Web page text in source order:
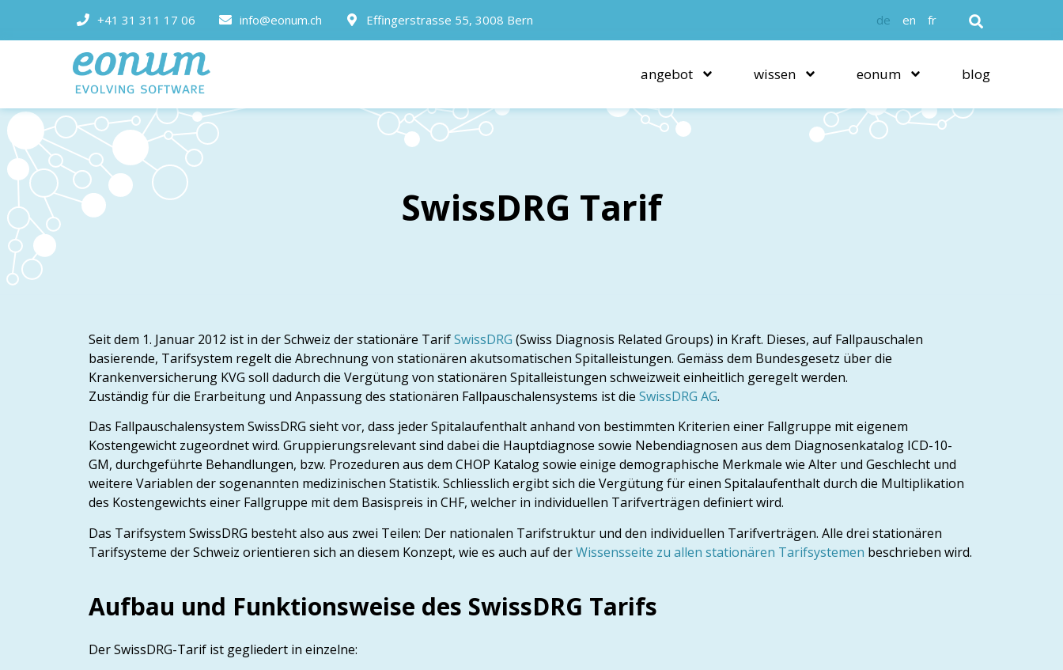
+41 31 311 17 06 info@eonum.ch Effingerstrasse 55, 3008 Bern de en fr
angebot wissen eonum blog
SwissDRG Tarif
Seit dem 1. Januar 2012 ist in der Schweiz der stationäre TarifSwissDRG (Swiss Diagnosis Related Groups) in Kraft. Dieses, auf Fallpauschalen
basierende, Tarifsystem regelt die Abrechnung von stationären akutsomatischen Spitalleistungen. Gemäss dem Bundesgesetz über die
Krankenversicherung KVG soll dadurch die Vergütung von stationären Spitalleistungen schweizweit einheitlich geregelt werden.
Zuständig für die Erarbeitung und Anpassung des stationären Fallpauschalensystems ist die SwissDRG AG.
Das Fallpauschalensystem SwissDRG sieht vor, dass jeder Spitalaufenthalt anhand von bestimmten Kriterien einer Fallgruppe mit eigenem
Kostengewicht zugeordnet wird. Gruppierungsrelevant sind dabei die Hauptdiagnose sowie Nebendiagnosen aus dem Diagnosenkatalog ICD-10-
GM, durchgeführte Behandlungen, bzw. Prozeduren aus dem CHOP Katalog sowie einige demographische Merkmale wie Alter und Geschlecht und
weitere Variablen der sogenannten medizinischen Statistik. Schliesslich ergibt sich die Vergütung für einen Spitalaufenthalt durch die Multiplikation
des Kostengewichts einer Fallgruppe mit dem Basispreis in CHF, welcher in individuellen Tarifverträgen definiert wird.
Das Tarifsystem SwissDRG besteht also aus zwei Teilen: Der nationalen Tarifstruktur und den individuellen Tarifverträgen. Alle drei stationären
Tarifsysteme der Schweiz orientieren sich an diesem Konzept, wie es auch auf derWissensseite zu allen stationären Tarifsystemen beschrieben wird.
Aufbau und Funktionsweise des SwissDRG Tarifs
Der SwissDRG-Tarif ist gegliedert in einzelne: